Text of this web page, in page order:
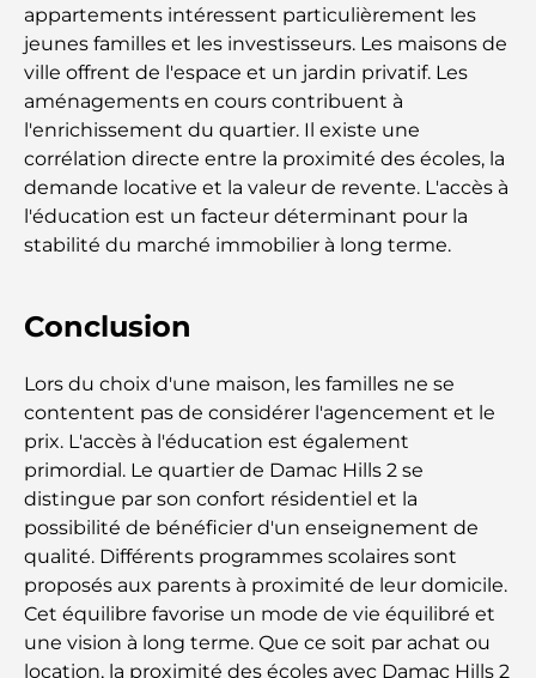
Comment choisir un conseiller financier à Dubaï ?
Les jets privés les plus chers : immersion dans
l'univers du luxe aéronautique des milliardaires
Les bagues de fiançailles les plus chères du
monde
les parents
Découverte des sites emblématiques d'Abu Dhabi
Écoles à Abou Dhabi : Le guide ultime des
meilleures écoles de la capitale
Restaurants à Abou Dhabi : un tour savoureux de
la capitale
Gyms in Abu Dhabi: Your Guide to the Best
Fitness Spots in the City
appartements intéressent particulièrement les
jeunes familles et les investisseurs. Les maisons de
ville offrent de l'espace et un jardin privatif. Les
aménagements en cours contribuent à
l'enrichissement du quartier. Il existe une
corrélation directe entre la proximité des écoles, la
demande locative et la valeur de revente. L'accès à
l'éducation est un facteur déterminant pour la
stabilité du marché immobilier à long terme.
Conclusion
Lors du choix d'une maison, les familles ne se
contentent pas de considérer l'agencement et le
prix. L'accès à l'éducation est également
primordial. Le quartier de Damac Hills 2 se
distingue par son confort résidentiel et la
possibilité de bénéficier d'un enseignement de
qualité. Différents programmes scolaires sont
proposés aux parents à proximité de leur domicile.
Cet équilibre favorise un mode de vie équilibré et
une vision à long terme. Que ce soit par achat ou
location, la proximité des écoles avec Damac Hills 2